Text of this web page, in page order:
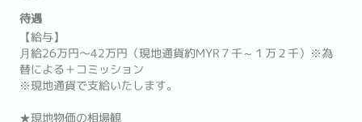
待遇
【給与】
⽉給26万円〜42万円（現地通貨約MYR７千～１万２千）※為
替による＋コミッション
※現地通貨で支給いたします。
★現地物価の相場観